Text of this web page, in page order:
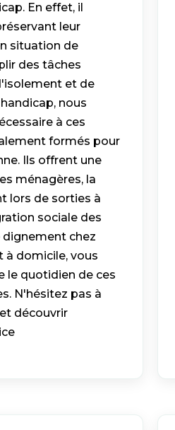
En effet, il
leur
situation de
des tâches
et de
nous
à ces
formés pour
Ils offrent une
ménagères, la
lors de sorties à
sociale des
chez
à domicile, vous
le quotidien de ces
N'hésitez pas à
découvrir